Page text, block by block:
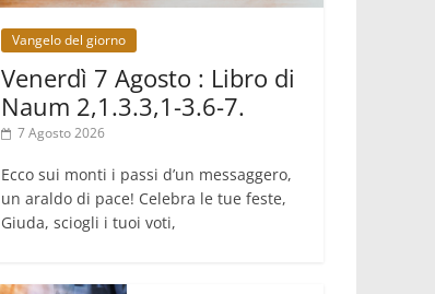
Parolin conclude il viaggio in
Messico: "La pace inizia con
l'empatia per il dolore altrui"
07.08.2026
Uruguay, il presidente dei vescovi: la
visita del Papa dono per tutto il
Paese
Vangelo del giorno
Venerdì 7 Agosto : Libro di
Naum 2,1.3.3,1-3.6-7.
7 Agosto 2026
Ecco sui monti i passi d’un messaggero,
un araldo di pace! Celebra le tue feste,
Giuda, sciogli i tuoi voti,